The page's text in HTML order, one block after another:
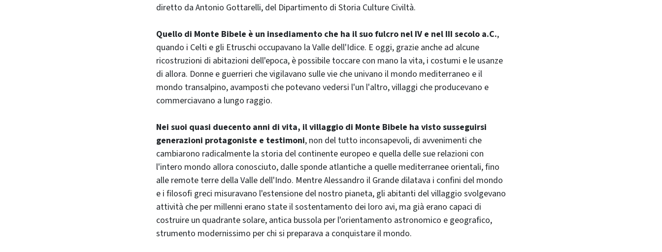
diretto da Antonio Gottarelli, del Dipartimento di Storia Culture Civiltà.
Quello di Monte Bibele è un insediamento che ha il suo fulcro nel IV e nel III secolo a.C.,
quando i Celti e gli Etruschi occupavano la Valle dell'Idice. E oggi, grazie anche ad alcune
ricostruzioni di abitazioni dell'epoca, è possibile toccare con mano la vita, i costumi e le usanze
di allora. Donne e guerrieri che vigilavano sulle vie che univano il mondo mediterraneo e il
mondo transalpino, avamposti che potevano vedersi l'un l'altro, villaggi che producevano e
commerciavano a lungo raggio.
Nei suoi quasi duecento anni di vita, il villaggio di Monte Bibele ha visto susseguirsi
generazioni protagoniste e testimoni, non del tutto inconsapevoli, di avvenimenti che
cambiarono radicalmente la storia del continente europeo e quella delle sue relazioni con
l'intero mondo allora conosciuto, dalle sponde atlantiche a quelle mediterranee orientali, fino
alle remote terre della Valle dell'Indo. Mentre Alessandro il Grande dilatava i confini del mondo
e i filosofi greci misuravano l'estensione del nostro pianeta, gli abitanti del villaggio svolgevano
attività che per millenni erano state il sostentamento dei loro avi, ma già erano capaci di
costruire un quadrante solare, antica bussola per l'orientamento astronomico e geografico,
strumento modernissimo per chi si preparava a conquistare il mondo.